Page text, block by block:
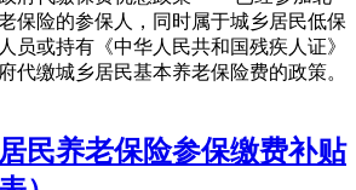
保险的参保人，同时属于城乡居民低保
员或持有《中华人民共和国残疾人证》
代缴城乡居民基本养老保险费的政策。
民养老保险参保缴费补贴